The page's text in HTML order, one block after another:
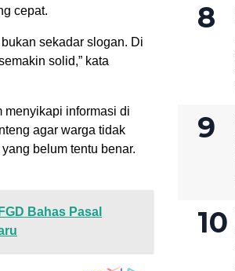
cepat.
sekadar slogan. Di
solid,” kata
menyikapi informasi di
agar warga tidak
belum tentu benar.
Bahas Pasal